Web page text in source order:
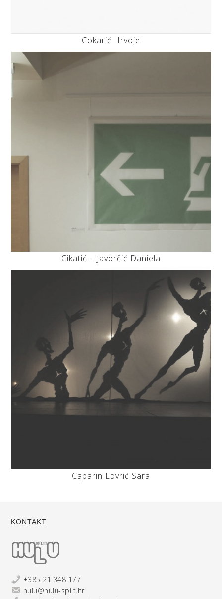
Cokarić Hrvoje
Cikatić – Javorčić Daniela
Caparin Lovrić Sara
KONTAKT
+385 21 348 177
hulu@hulu-split.hr